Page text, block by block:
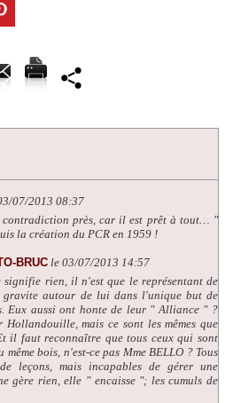
07/2013 08:37
contradiction près, car il est prêt à tout… "
la création du PCR en 1959 !
BRUC le 03/07/2013 14:57
signifie rien, il n'est que le représentant de
autour de lui dans l'unique but de
Eux aussi ont honte de leur " Alliance " ?
mais ce sont les mêmes que
il faut reconnaître que tous ceux qui sont
bois, n'est-ce pas Mme BELLO ? Tous
leçons, mais incapables de gérer une
gère rien, elle " encaisse "; les cumuls de